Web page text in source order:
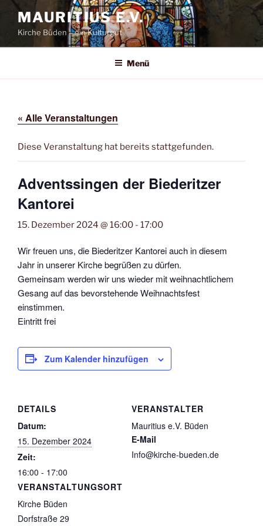
Zum
Inhalt
springen
MAURITIUS E.V.
Kirche Büden – ein Kulturgut
Menü
« Alle Veranstaltungen
Diese Veranstaltung hat bereits stattgefunden.
Adventssingen der Biederitzer
Kantorei
15. Dezember 2024 @ 16:00 - 17:00
Wir freuen uns, die Biederitzer Kantorei auch in diesem
Jahr in unserer Kirche begrüßen zu dürfen.
Gemeinsam werden wir uns wieder mit weihnachtlichem
Gesang auf das bevorstehende Weihnachtsfest
einstimmen.
Eintritt frei
Zum Kalender hinzufügen
DETAILS
Datum:
15. Dezember 2024
Zeit:
16:00 - 17:00
VERANSTALTUNGSORT
Kirche Büden
Dorfstraße 29
VERANSTALTER
Mauritius e.V. Büden
E-Mail
Info@kirche-bueden.de